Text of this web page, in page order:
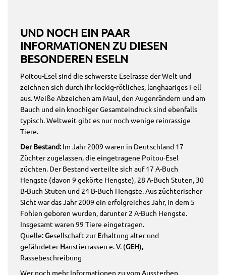
UND NOCH EIN PAAR
INFORMATIONEN ZU DIESEN
BESONDEREN ESELN
Poitou-Esel sind die schwerste Eselrasse der Welt und
zeichnen sich durch ihr lockig-rötliches, langhaariges Fell
aus. Weiße Abzeichen am Maul, den Augenrändern und am
Bauch und ein knochiger Gesamteindruck sind ebenfalls
typisch. Weltweit gibt es nur noch wenige reinrassige
Tiere.
Der Bestand:Im Jahr 2009 waren in Deutschland 17
Züchter zugelassen, die eingetragene Poitou-Esel
züchten. Der Bestand verteilte sich auf 17 A-Buch
Hengste (davon 9 gekörte Hengste), 28 A-Buch Stuten, 30
B-Buch Stuten und 24 B-Buch Hengste. Aus züchterischer
Sicht war das Jahr 2009 ein erfolgreiches Jahr, in dem 5
Fohlen geboren wurden, darunter 2 A-Buch Hengste.
Insgesamt waren 99 Tiere eingetragen.
Quelle:Gesellschaft zurErhaltung alter und
gefährdeterHaustierrassen e. V. (GEH),
Rassebeschreibung
Wer noch mehr Informationen zu vom Aussterben